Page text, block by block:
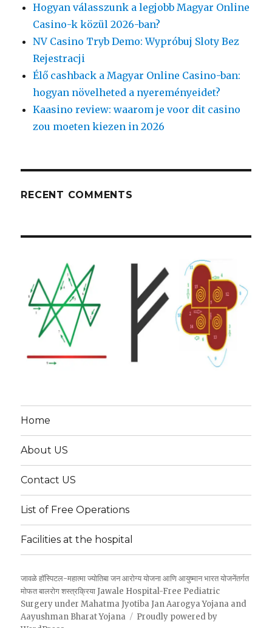
Hogyan válasszunk a legjobb Magyar Online
Casino-k közül 2026-ban?
NV Casino Tryb Demo: Wypróbuj Sloty Bez
Rejestracji
Élő cashback a Magyar Online Casino-ban:
hogyan növelheted a nyereményeidet?
Kaasino review: waarom je voor dit casino
zou moeten kiezen in 2026
RECENT COMMENTS
Home
About US
Contact US
List of Free Operations
Facilities at the hospital
जावळे हॉस्पिटल-महात्मा ज्योतिबा जन आरोग्य योजना आणि आयुष्मान भारत योजनेंतर्गत
मोफत बालरोग शस्त्रक्रिया Jawale Hospital-Free Pediatric
Surgery under Mahatma Jyotiba Jan Aarogya Yojana and
Aayushman Bharat Yojana
Proudly powered by